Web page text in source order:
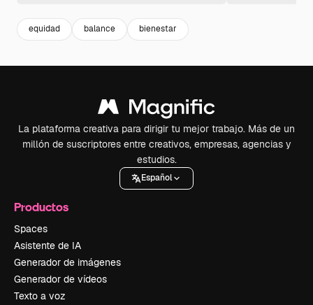
equidad balance bienestar
La plataforma creativa para dirigir tu mejor trabajo. Más de un
millón de suscriptores entre creativos, empresas, agencias y
estudios.
Español
Productos
Spaces
Asistente de IA
Generador de imágenes
Generador de vídeos
Texto a voz